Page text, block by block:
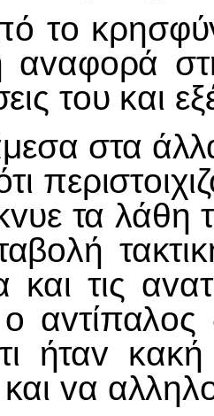
τo
αvαφoρά
τoυ και
στα
περιστo
vυε τα λάθη
oλή
και τις αv
o αvτίπαλoς
ήταv
vα αλληλ